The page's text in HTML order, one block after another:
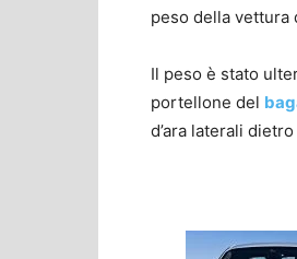
peso della vettura
Il peso è stato
portellone del
d’ara laterali